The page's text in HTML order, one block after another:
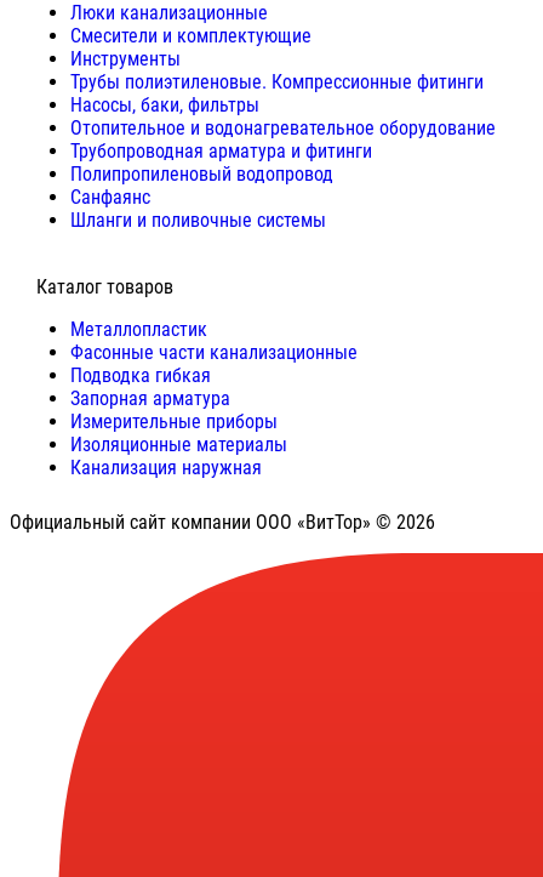
Люки канализационные
Cмесители и комплектующие
Инструменты
Трубы полиэтиленовые. Компрессионные фитинги
Насосы, баки, фильтры
Отопительное и водонагревательное оборудование
Трубопроводная арматура и фитинги
Полипропиленовый водопровод
Санфаянс
Шланги и поливочные системы
⠀Каталог товаров
Металлопластик
Фасонные части канализационные
Подводка гибкая
Запорная арматура
Измерительные приборы
Изоляционные материалы
Канализация наружная
Официальный сайт компании ООО «ВитТор» © 2026